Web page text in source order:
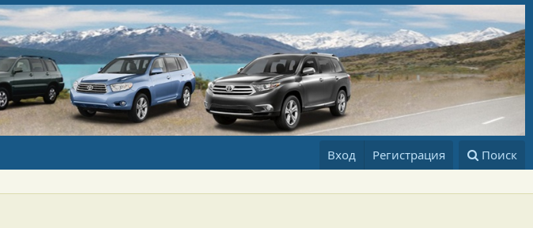
Вход Регистрация Поиск